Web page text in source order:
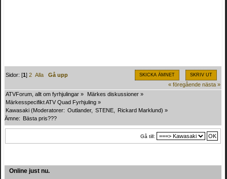
SKICKA ÄMNET SKRIV UT
Sidor: [1]2 Alla
Gå upp
« föregående nästa »
ATVForum, allt om fyrhjulingar » Märkes diskussioner »
Märkesspecifikt ATV Quad Fyrhjuling »
Kawasaki (Moderatorer: Outlander, STENE Rickard Marklund) »
Ämne: Bästa pris???
Gå till:
Online just nu.